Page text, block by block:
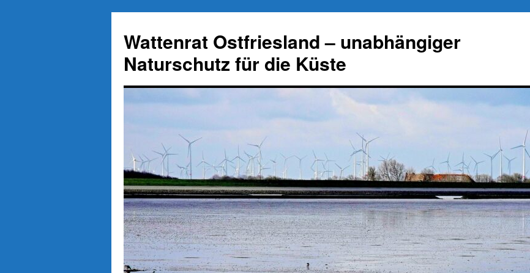
springen
Wattenrat Ostfriesland – unabhängiger
Naturschutz für die Küste